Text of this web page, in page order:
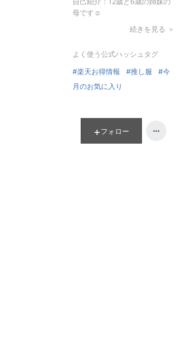
母です☺︎
続きを見る ＞
よく使う公式ハッシュタグ
#楽天お得情報 #推し服
#今
月のお気に入り
フォロー